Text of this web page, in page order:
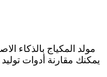
مولد المكياج بالذكاء